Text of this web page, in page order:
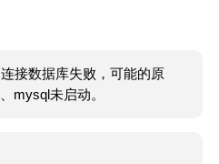
接数据库失败，可能的原
mysql未启动。